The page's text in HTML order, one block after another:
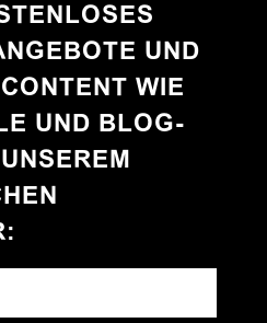
UND
WIE
UND BLOG-
: